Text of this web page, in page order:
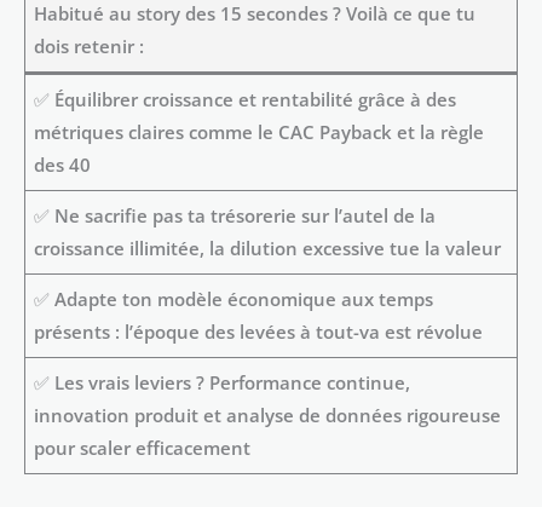
Habitué au story des 15 secondes ? Voilà ce que tu
dois retenir :
✅ Équilibrer croissance et rentabilité grâce à des
métriques claires comme le CAC Payback et la règle
des 40
✅ Ne sacrifie pas ta trésorerie sur l’autel de la
croissance illimitée, la dilution excessive tue la valeur
✅Adapte ton modèle économique aux temps
présents : l’époque des levées à tout-va est révolue
✅ Les vrais leviers ? Performance continue,
innovation produit et analyse de données rigoureuse
pour scaler efficacement